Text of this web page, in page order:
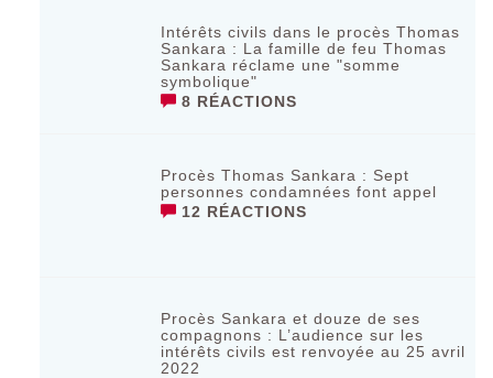
Intérêts civils dans le procès Thomas
Sankara : La famille de feu Thomas
Sankara réclame une "somme
symbolique"
8 RÉACTIONS
Procès Thomas Sankara : Sept
personnes condamnées font appel
12 RÉACTIONS
Procès Sankara et douze de ses
compagnons : L’audience sur les
intérêts civils est renvoyée au 25 avril
2022